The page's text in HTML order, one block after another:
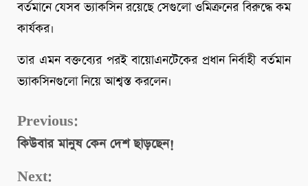
বর্তমানে যেসব ভ্যাকসিন রয়েছে সেগুলো ওমিক্রনের বিরুদ্ধে কম
কার্যকর।
তার এমন বক্তব্যের পরই বায়োএনটেকের প্রধান নির্বাহী বর্তমান
ভ্যাকসিনগুলো নিয়ে আশ্বস্ত করলেন।
Continue
Reading
Previous:
কিউবার মানুষ কেন দেশ ছাড়ছেন!
Next: